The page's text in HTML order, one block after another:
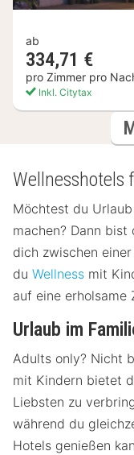
ab
334,71 €
pro Zimmer pro
Inkl. Citytax
Wellnesshotels
Möchtest du
machen? Dann
dich zwischen
du Wellness mit
auf eine erholsame
Urlaub im
Adults only? Nicht
mit Kindern bietet
Liebsten zu
während du
Hotels genießen